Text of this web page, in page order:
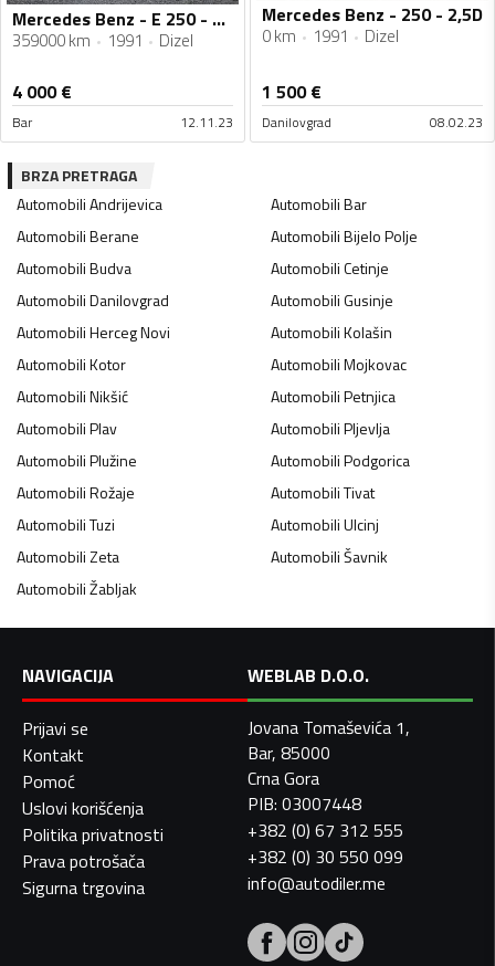
Mercedes Benz - E 250 - E 250 coupe w124
359000 km 1991 Dizel
4 000€
Bar 12.11.23
Mercedes Benz - 250 - 2,5D
0 km 1991 Dizel
1 500€
Danilovgrad 08.02.23
BRZA PRETRAGA
AutomobiliAndrijevica AutomobiliBar
AutomobiliBerane AutomobiliBijelo Polje
AutomobiliBudva AutomobiliCetinje
AutomobiliDanilovgrad AutomobiliGusinje
AutomobiliHerceg Novi AutomobiliKolašin
AutomobiliKotor AutomobiliMojkovac
AutomobiliNikšić AutomobiliPetnjica
AutomobiliPlav AutomobiliPljevlja
AutomobiliPlužine AutomobiliPodgorica
AutomobiliRožaje AutomobiliTivat
AutomobiliTuzi AutomobiliUlcinj
AutomobiliZeta AutomobiliŠavnik
AutomobiliŽabljak
NAVIGACIJA
Prijavi se
Kontakt
Pomoć
Uslovi korišćenja
Politika privatnosti
Prava potrošača
Sigurna trgovina
WEBLAB D.O.O.
Jovana Tomaševića 1,
Bar, 85000
Crna Gora
PIB: 03007448
+382 (0) 67 312 555
+382 (0) 30 550 099
info@autodiler.me